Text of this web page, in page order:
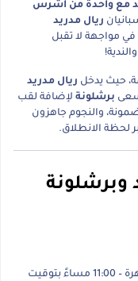
مع واحدة من أشرس
ريال مدريد
في مواجهة لا تقبل
حيث يدخل ريال مدريد
برشلونة لإضافة لقب
والنجوم جاهزون
لحظة الانطلاق.
وبرشلونة
الساعة 10:00 مساءً بتوقيت القاهرة – 11:00 مساءً بتوقيت